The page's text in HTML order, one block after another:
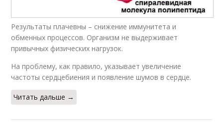
Результаты плачевны – снижение иммунитета и
обменных процессов. Организм не выдерживает
привычных физических нагрузок.
На проблему, как правило, указывает увеличение
частоты сердцебиения и появление шумов в сердце.
Читать дальше →